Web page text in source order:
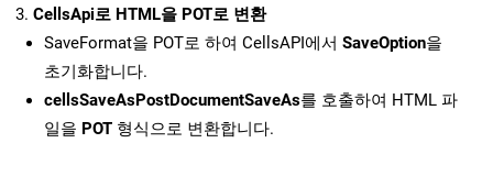
CellsApi로 HTML을 POT로 변환
SaveFormat을 POT로 하여 CellsAPI에서 SaveOption을
초기화합니다.
cellsSaveAsPostDocumentSaveAs를 호출하여 HTML 파
일을 POT 형식으로 변환합니다.